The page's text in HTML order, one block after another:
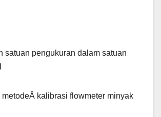
satuan pengukuran dalam satuan
kalibrasi flowmeter minyak